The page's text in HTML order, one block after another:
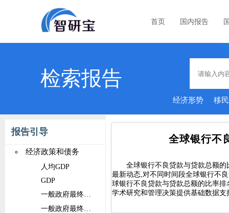
首页 国内报告
检索报告
经济形势 移民
报告引导
经济政策和债务
人均GDP
GDP
一般政府最终消费支出占比
一般政府最终消费支出
全球银行不
全球银行不良贷款与贷款总额
最新动态,对不同时间段全球银行不
球银行不良贷款与贷款总额的比率
学术研究和管理决策提供基础数据支